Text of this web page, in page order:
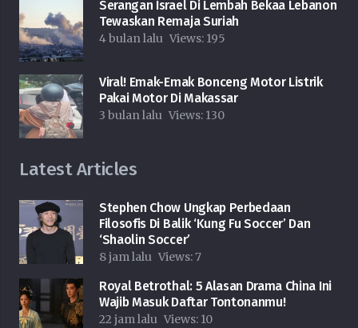
Serangan Israel Di Lembah Bekaa Lebanon
Tewaskan Remaja Suriah
4 bulan lalu Views: 195
Viral! Emak-Emak Bonceng Motor Listrik
Pakai Motor Di Makassar
3 bulan lalu Views: 130
Latest Articles
Stephen Chow Ungkap Perbedaan
Filosofis Di Balik ‘Kung Fu Soccer’ Dan
‘Shaolin Soccer’
8 jam lalu Views:7
Royal Betrothal: 5 Alasan Drama China Ini
Wajib Masuk Daftar Tontonanmu!
22 jam lalu Views: 10